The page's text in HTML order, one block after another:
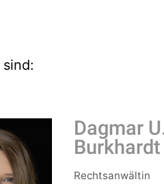
sind:
Dagmar
Burkhardt
Rechtsanwältin